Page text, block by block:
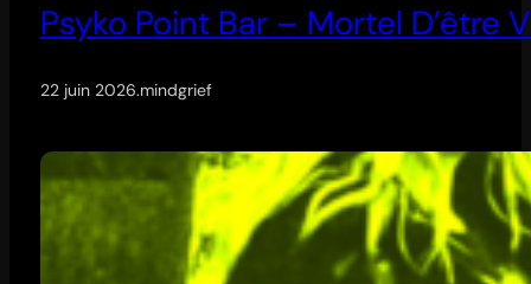
Psyko Point Bar – Mortel D’être
22 juin 2026.mindgrief